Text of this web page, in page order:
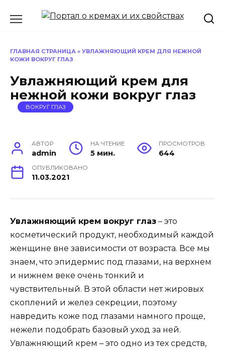
ГЛАВНАЯ СТРАНИЦА » УВЛАЖНЯЮЩИЙ КРЕМ ДЛЯ НЕЖНОЙ
КОЖИ ВОКРУГ ГЛАЗ
Увлажняющий крем для
нежной кожи вокруг глаз
ВОКРУГ ГЛАЗ
АВТОР
admin
НА ЧТЕНИЕ
5 мин.
ПРОСМОТРОВ
644
ОПУБЛИКОВАНО
11.03.2021
Увлажняющий крем вокруг глаз – это
косметический продукт, необходимый каждой
женщине вне зависимости от возраста. Все мы
знаем, что эпидермис под глазами, на верхнем
и нижнем веке очень тонкий и
чувствительный. В этой области нет жировых
скоплений и желез секреции, поэтому
навредить коже под глазами намного проще,
нежели подобрать базовый уход за ней.
Увлажняющий крем – это одно из тех средств,